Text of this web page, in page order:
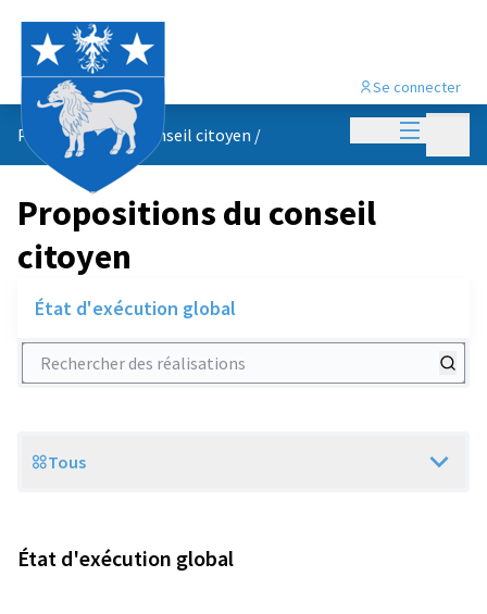
Menu
Se connecter
Propositions du conseil citoyen /
Propositions du conseil
citoyen
État d'exécution global
Rechercher des réalisations
Scope
Tous
État d'exécution global